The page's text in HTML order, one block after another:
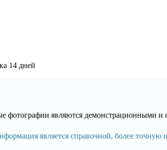
14 дней
фотографии являются демонстрационными и
является справочной, более